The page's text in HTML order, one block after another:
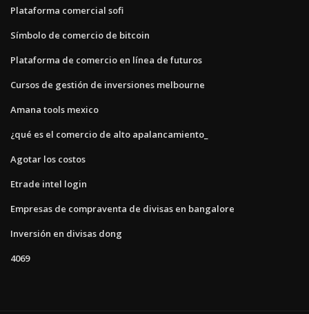
Plataforma comercial sofi
Símbolo de comercio de bitcoin
Plataforma de comercio en línea de futuros
Cursos de gestión de inversiones melbourne
Amana tools mexico
¿qué es el comercio de alto apalancamiento_
Agotar los costos
Etrade intel login
Empresas de compraventa de divisas en bangalore
Inversión en divisas dong
4069